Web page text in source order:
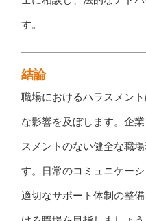
す。
結論
職場におけるハラスメン
な影響を及ぼします。企
スメントのない健全な職
す。日常のコミュニケー
適切なサポート体制の整